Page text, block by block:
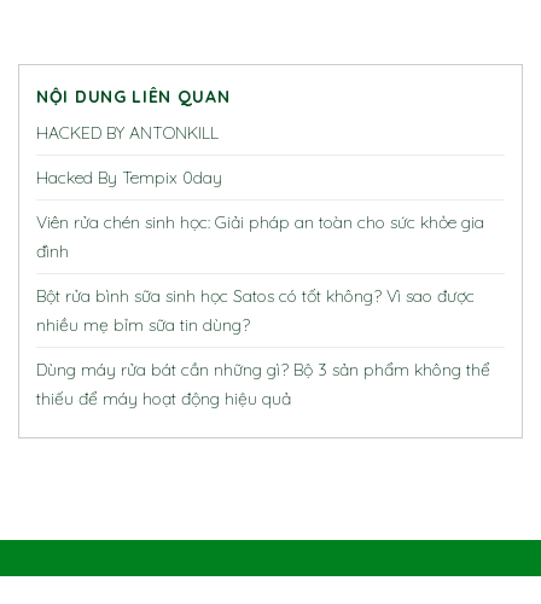
NỘI DUNG LIÊN QUAN
HACKED BY ANTONKILL
Hacked By Tempix 0day
Viên rửa chén sinh học: Giải pháp an toàn cho sức khỏe gia
đình
Bột rửa bình sữa sinh học Satos có tốt không? Vì sao được
nhiều mẹ bỉm sữa tin dùng?
Dùng máy rửa bát cần những gì? Bộ 3 sản phẩm không thể
thiếu để máy hoạt động hiệu quả